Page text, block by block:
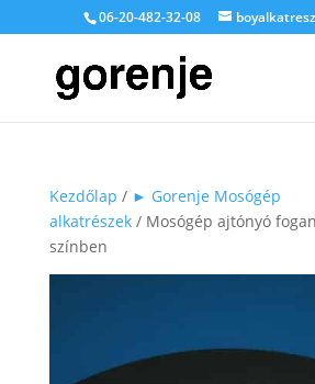
06-20-482-32-08
Kezdőlap / ► Gorenje Mosógép
alkatrészek/ Mosógép ajtónyó
színben